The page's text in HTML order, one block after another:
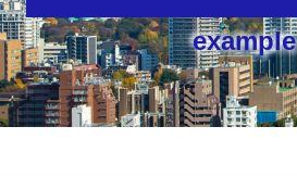
example